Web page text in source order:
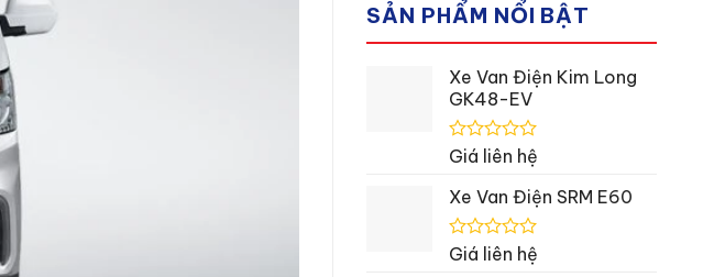
SẢN PHẨM NỔI BẬT
Xe Van Điện Kim Long
GK48-EV
Được
hạng
0
5
Giá liên hệ
Xe Van Điện SRM E60
Được
Giá liên hệ